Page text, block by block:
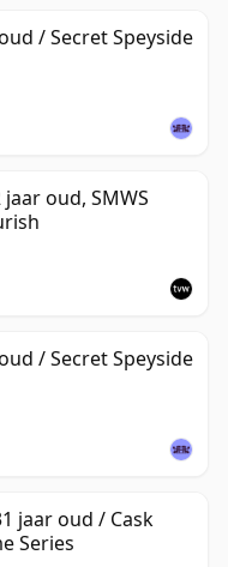
/ Secret Speyside
oud, SMWS
/ Secret Speyside
jaar oud / Cask
Series